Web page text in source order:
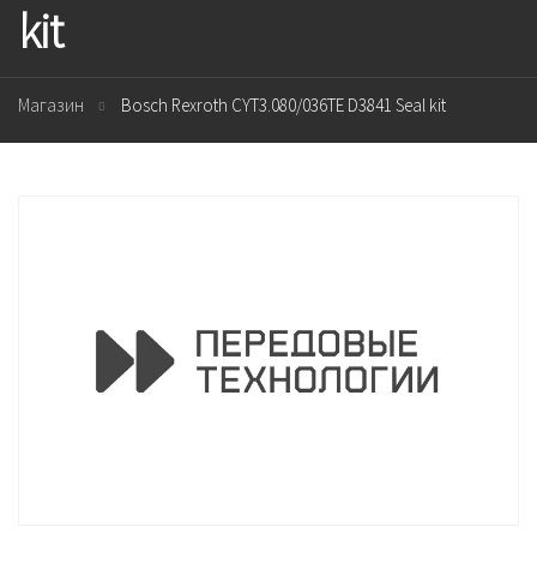
kit
Магазин Bosch Rexroth CYT3.080/036TE D3841 Seal kit